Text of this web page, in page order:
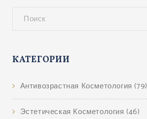
КАТЕГОРИИ
Антивозрастная Косметология (79)
Эстетическая Косметология (46)